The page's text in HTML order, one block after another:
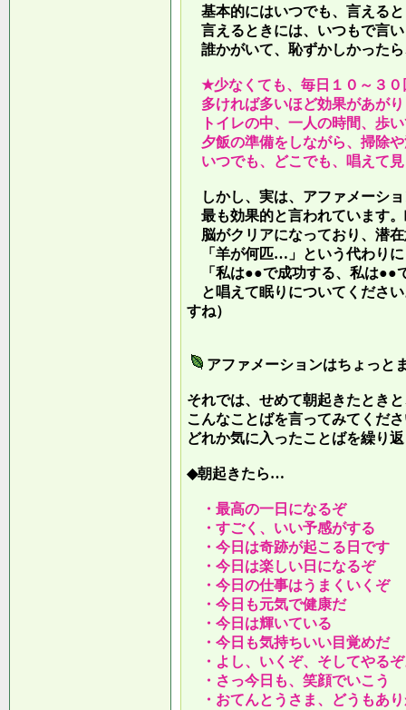
基本的にはいつでも、言える
言えるときには、いつもで言
誰かがいて、恥ずかしかった
★少なくても、毎日１０～３０
多ければ多いほど効果があが
トイレの中、一人の時間、歩
夕飯の準備をしながら、掃除
いつでも、どこでも、唱えて
しかし、実は、アファメーシ
最も効果的と言われています
脳がクリアになっており、潜
「羊が何匹…」という代わりに
「私は●●で成功する、私は●●
と唱えて眠りについてくださ
すね）
アファメーションはちょっと
それでは、せめて朝起きたとき
こんなことばを言ってみてくだ
どれか気に入ったことばを繰り
◆朝起きたら…
・最高の一日になるぞ
・すごく、いい予感がする
・今日は奇跡が起こる日です
・今日は楽しい日になるぞ
・今日の仕事はうまくいくぞ
・今日も元気で健康だ
・今日は輝いている
・今日も気持ちいい目覚めだ
・よし、いくぞ、そしてやる
・さっ今日も、笑顔でいこう
・おてんとうさま、どうもあ